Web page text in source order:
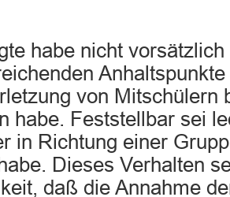
habe nicht
von Mitschülern
habe. Feststellbar sei
in Richtung einer
Dieses Verhalten
daß die Annahme